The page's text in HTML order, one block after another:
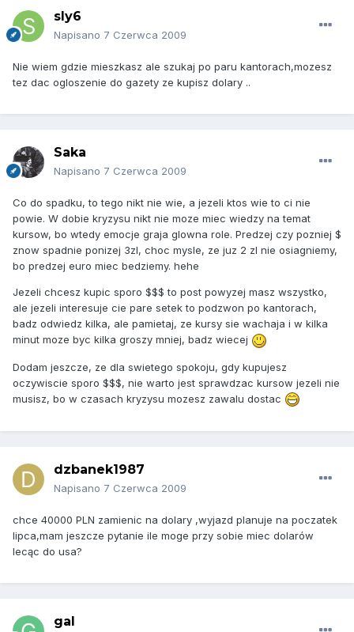
sly6
Napisano 7 Czerwca 2009
Nie wiem gdzie mieszkasz ale szukaj po paru kantorach,mozesz
tez dac ogloszenie do gazety ze kupisz dolary ..
Saka
Napisano 7 Czerwca 2009
Co do spadku, to tego nikt nie wie, a jezeli ktos wie to ci nie
powie. W dobie kryzysu nikt nie moze miec wiedzy na temat
kursow, bo wtedy emocje graja glowna role. Predzej czy pozniej $
znow spadnie ponizej 3zl, choc mysle, ze juz 2 zl nie osiagniemy,
bo predzej euro miec bedziemy. hehe
Jezeli chcesz kupic sporo $$$ to post powyzej masz wszystko,
ale jezeli interesuje cie pare setek to podzwon po kantorach,
badz odwiedz kilka, ale pamietaj, ze kursy sie wachaja i w kilka
minut moze byc kilka groszy mniej, badz wiecej
Dodam jeszcze, ze dla swietego spokoju, gdy kupujesz
oczywiscie sporo $$$, nie warto jest sprawdzac kursow jezeli nie
musisz, bo w czasach kryzysu mozesz zawalu dostac
dzbanek1987
Napisano 7 Czerwca 2009
chce 40000 PLN zamienic na dolary ,wyjazd planuje na poczatek
lipca,mam jeszcze pytanie ile moge przy sobie miec dolarów
lecąc do usa?
gal